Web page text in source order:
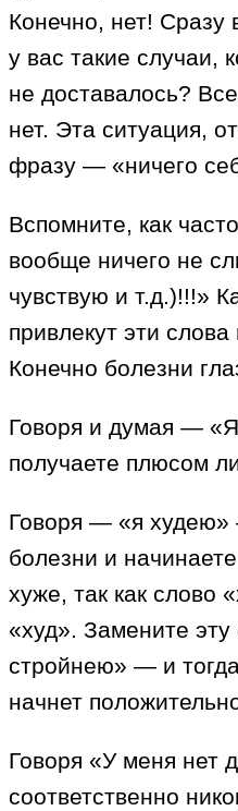
Конечно, нет! Сразу
у вас такие случаи,
не доставалось?
нет. Эта ситуация,
фразу — «ничего
Вспомните, как
вообще ничего не
чувствую и т.д.)!!!»
привлекут эти
Конечно болезни
Говоря и думая —
получаете плюсом
Говоря — «я
болезни и
хуже, так как слово
«худ». Замените
стройнею» — и
начнет
Говоря «У меня нет
соответственно